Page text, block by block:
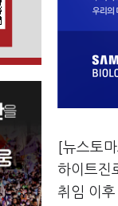
[뉴스토
하이트진
취임 이